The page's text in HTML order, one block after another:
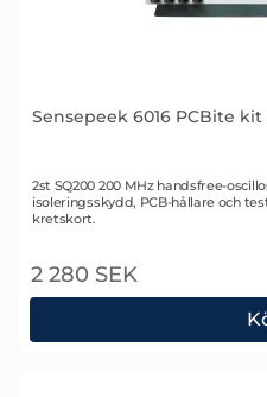
Sensepeek 6016 PCBite
Art. nr 2503
2st SQ200 200 MHz handsfree-
isoleringsskydd, PCB-hållare och
kretskort.
2 280 SEK
Sensepeek 6016